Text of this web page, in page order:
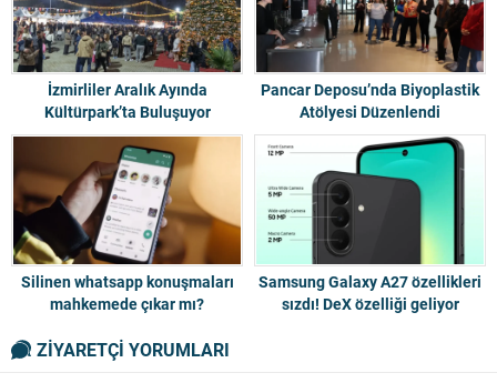
İzmirliler Aralık Ayında
Kültürpark’ta Buluşuyor
Pancar Deposu’nda Biyoplastik
Atölyesi Düzenlendi
Silinen whatsapp konuşmaları
mahkemede çıkar mı?
Samsung Galaxy A27 özellikleri
sızdı! DeX özelliği geliyor
ZİYARETÇİ YORUMLARI